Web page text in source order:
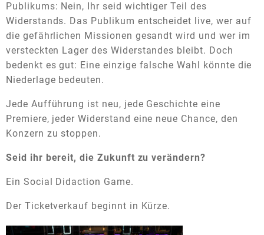
Publikums: Nein, Ihr seid wichtiger Teil des
Widerstands. Das Publikum entscheidet live, wer auf
die gefährlichen Missionen gesandt wird und wer im
versteckten Lager des Widerstandes bleibt. Doch
bedenkt es gut: Eine einzige falsche Wahl könnte die
Niederlage bedeuten.
Jede Aufführung ist neu, jede Geschichte eine
Premiere, jeder Widerstand eine neue Chance, den
Konzern zu stoppen.
Seid ihr bereit, die Zukunft zu verändern?
Ein Social Didaction Game.
Der Ticketverkauf beginnt in Kürze.